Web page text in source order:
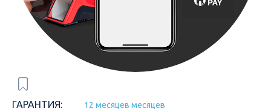
ГАРАНТИЯ: 12 месяцев месяцев